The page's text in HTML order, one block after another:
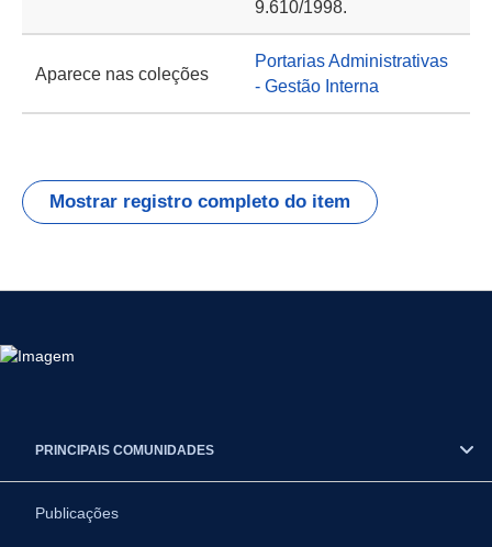
9.610/1998.
Aparece nas coleções
Portarias Administrativas
- Gestão Interna
Mostrar registro completo do item
PRINCIPAIS COMUNIDADES
Publicações